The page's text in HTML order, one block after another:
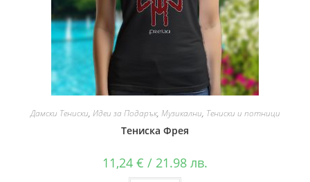
Дамски Тениски, Идеи за Подарък, Музикални, Тениски и потници
Тениска Фрея
11,24 € / 21.98 лв.